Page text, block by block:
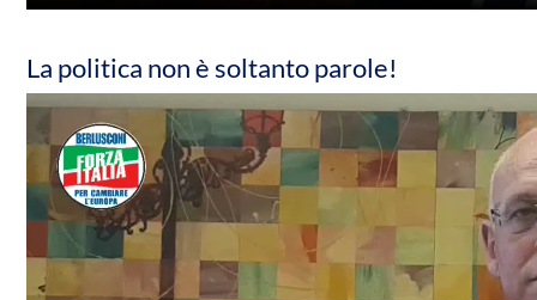
La politica non è soltanto parole!